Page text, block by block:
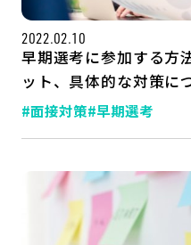
2022.02.10
早期選考に参加する方
ット、具体的な対策に
#面接対策#早期選考